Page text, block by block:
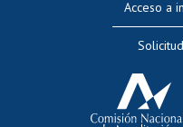
Acceso a